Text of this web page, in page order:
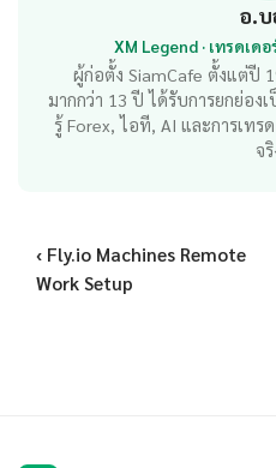
อ.
XM Legend · เทรดเด
ผู้ก่อตั้ง SiamCafe ตั้งแต่ปี
มากกว่า 13 ปี ได้รับการยกย่อง
รู้ Forex, ไอที, AI และการเท
จ
‹ Fly.io Machines Remote
Work Setup